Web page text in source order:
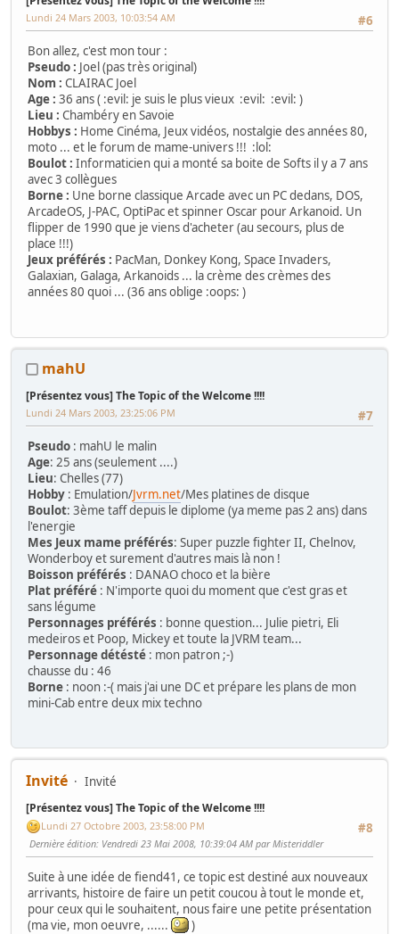
#6
Lundi 24 Mars 2003, 10:03:54 AM
Bon allez, c'est mon tour :
Pseudo : Joel (pas très original)
Nom : CLAIRAC Joel
Age : 36 ans ( :evil: je suis le plus vieux :evil: :evil: )
Lieu : Chambéry en Savoie
Hobbys : Home Cinéma, Jeux vidéos, nostalgie des années 80,
moto ... et le forum de mame-univers !!! :lol:
Boulot : Informaticien qui a monté sa boite de Softs il y a 7 ans
avec 3 collègues
Borne : Une borne classique Arcade avec un PC dedans, DOS,
ArcadeOS, J-PAC, OptiPac et spinner Oscar pour Arkanoid. Un
flipper de 1990 que je viens d'acheter (au secours, plus de
place !!!)
Jeux préférés : PacMan, Donkey Kong, Space Invaders,
Galaxian, Galaga, Arkanoids ... la crème des crèmes des
années 80 quoi ... (36 ans oblige :oops: )
mahU
[Présentez vous] The Topic of the Welcome !!!!
#7
Lundi 24 Mars 2003, 23:25:06 PM
Pseudo : mahU le malin
Age: 25 ans (seulement ....)
Lieu: Chelles (77)
Hobby : Emulation/Jvrm.net/Mes platines de disque
Boulot: 3ème taff depuis le diplome (ya meme pas 2 ans) dans
l'energie
Mes Jeux mame préférés: Super puzzle fighter II, Chelnov,
Wonderboy et surement d'autres mais là non !
Boisson préférés : DANAO choco et la bière
Plat préféré : N'importe quoi du moment que c'est gras et
sans légume
Personnages préférés : bonne question... Julie pietri, Eli
medeiros et Poop, Mickey et toute la JVRM team...
Personnage détésté : mon patron ;-)
chausse du : 46
Borne : noon :-( mais j'ai une DC et prépare les plans de mon
mini-Cab entre deux mix techno
Invité Invité
[Présentez vous] The Topic of the Welcome !!!!
#8
Lundi 27 Octobre 2003, 23:58:00 PM
Dernière édition: Vendredi 23 Mai 2008, 10:39:04 AM par Misteriddler
Suite à une idée de fiend41, ce topic est destiné aux nouveaux
arrivants, histoire de faire un petit coucou à tout le monde et,
pour ceux qui le souhaitent, nous faire une petite présentation
(ma vie, mon oeuvre, ......
)